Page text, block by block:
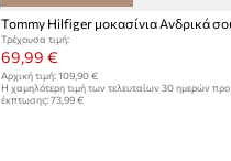
Τρέχουσα τιμή:
69,99 €
Αρχική τιμή: 109,90 €
Η χαμηλότερη τιμή των τελευταίων 30 ημερών προ
έκπτωσης: 73,99 €